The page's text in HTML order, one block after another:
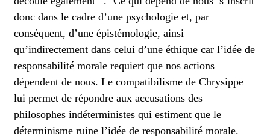
donc dans le cadre d’une psychologie et, par
conséquent, d’une épistémologie, ainsi
qu’indirectement dans celui d’une éthique car l’idée de
responsabilité morale requiert que nos actions
dépendent de nous. Le compatibilisme de Chrysippe
lui permet de répondre aux accusations des
philosophes indéterministes qui estiment que le
déterminisme ruine l’idée de responsabilité morale.